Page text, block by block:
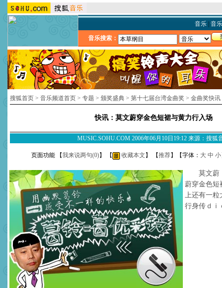
音乐| 音
音乐搜索：
搜狐首页 > 音乐频道首页 > 专题 > 颁奖盛典 > 第十七届台湾金曲奖 > 金曲奖快讯
快讯：莫文蔚穿金色短裙与黄力行入场
MUSIC.SOHU.COM 2006年06月10日19:12 来源：搜狐
页面功能 【我来说两句(0)】 【 收藏本文 】 【推荐】【字体： 大 中 小
莫文蔚，
蔚穿金色短
上还有一粒
行身传ｄｉ